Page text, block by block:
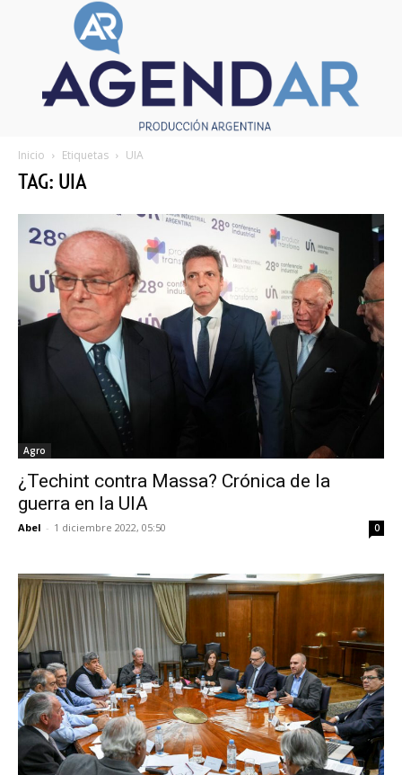
Inicio Etiquetas UIA
TAG: UIA
Agro
¿Techint contra Massa? Crónica de la
guerra en la UIA
Abel - 1 diciembre 2022, 05:50 0